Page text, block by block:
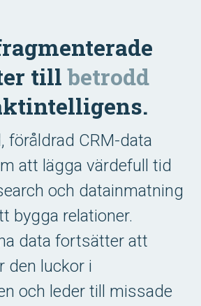
tillbetrodd
föråldrad CRM-data
att lägga värdefull tid
och datainmatning
bygga relationer.
data fortsätter att
den luckor i
och leder till missade